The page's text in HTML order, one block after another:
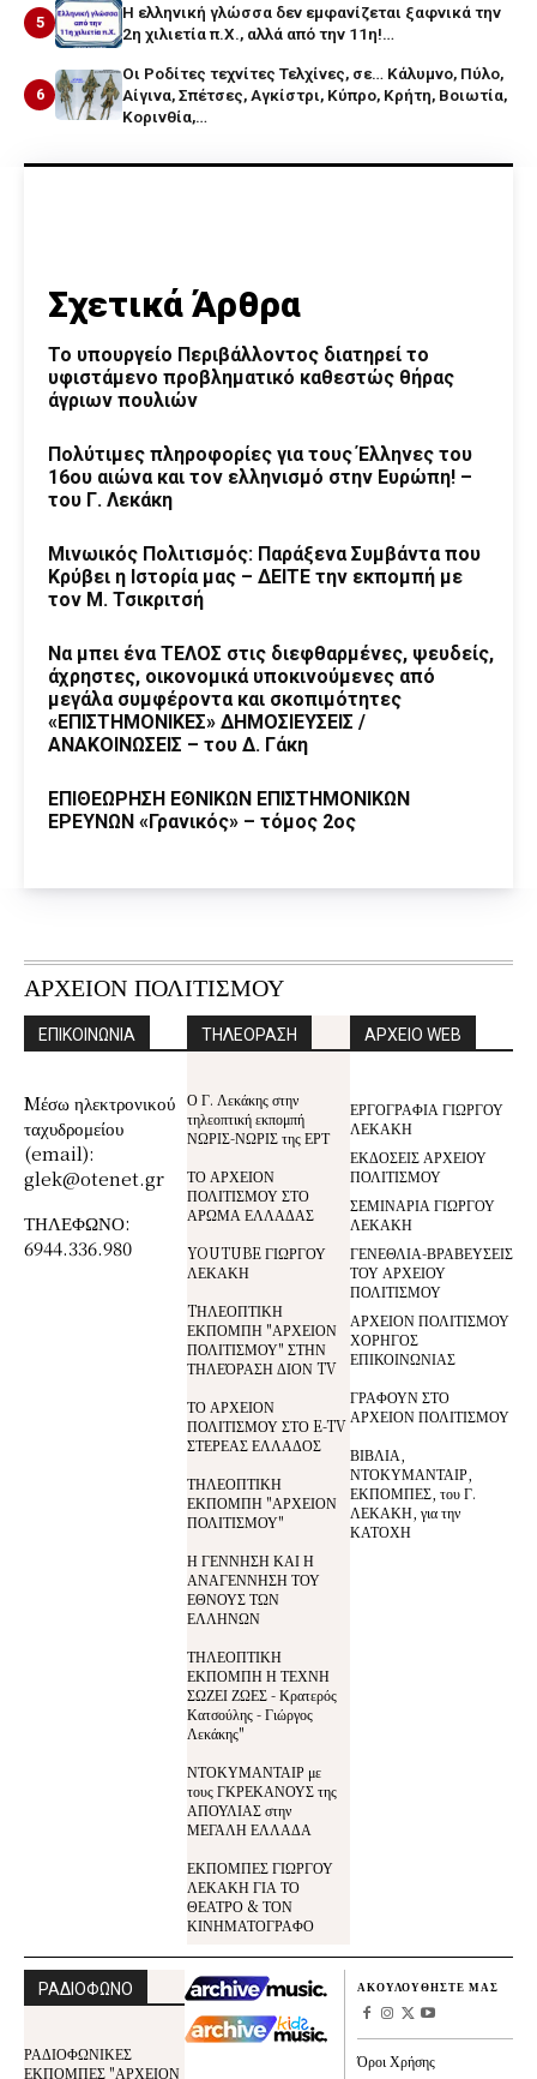
5
Η ελληνική γλώσσα δεν εμφανίζεται ξαφνικά την
2η χιλιετία π.Χ., αλλά από την 11η!…
6
Οι Ροδίτες τεχνίτες Τελχίνες, σε… Κάλυμνο, Πύλο,
Αίγινα, Σπέτσες, Αγκίστρι, Κύπρο, Κρήτη, Βοιωτία,
Κορινθία,…
Σχετικά Άρθρα
Το υπουργείο Περιβάλλοντος διατηρεί το
υφιστάμενο προβληματικό καθεστώς θήρας
άγριων πουλιών
Πολύτιμες πληροφορίες για τους Έλληνες του
16ου αιώνα και τον ελληνισμό στην Ευρώπη! –
του Γ. Λεκάκη
Μινωικός Πολιτισμός: Παράξενα Συμβάντα που
Κρύβει η Ιστορία μας – ΔΕΙΤΕ την εκπομπή με
τον Μ. Τσικριτσή
Να μπει ένα ΤΕΛΟΣ στις διεφθαρμένες, ψευδείς,
άχρηστες, οικονομικά υποκινούμενες από
μεγάλα συμφέροντα και σκοπιμότητες
«ΕΠΙΣΤΗΜΟΝΙΚΕΣ» ΔΗΜΟΣΙΕΥΣΕΙΣ /
ΑΝΑΚΟΙΝΩΣΕΙΣ – του Δ. Γάκη
ΕΠΙΘΕΩΡΗΣΗ ΕΘΝΙΚΩΝ ΕΠΙΣΤΗΜΟΝΙΚΩΝ
ΕΡΕΥΝΩΝ «Γρανικός» – τόμος 2ος
ΑΡΧΕΙΟΝ ΠΟΛΙΤΙΣΜΟΥ
ΕΠΙΚΟΙΝΩΝΙΑ
Mέσω ηλεκτρονικού
ταχυδρομείου
(email):
glek@otenet.gr
ΤΗΛΕΦΩΝΟ:
6944.336.980
ΤΗΛΕΟΡΑΣΗ
Ο Γ. Λεκάκης στην
τηλεοπτική εκπομπή
ΝΩΡΙΣ-ΝΩΡΙΣ της ΕΡΤ
ΤΟ ΑΡΧΕΙΟΝ
ΠΟΛΙΤΙΣΜΟΥ ΣΤΟ
ΑΡΩΜΑ ΕΛΛΑΔΑΣ
YOUTUBE ΓΙΩΡΓΟΥ
ΛΕΚΑΚΗ
TΗΛΕΟΠΤΙΚΗ
ΕΚΠΟΜΠΗ "ΑΡΧΕΙΟΝ
ΠΟΛΙΤΙΣΜΟΥ" ΣΤΗΝ
ΤΗΛΕΌΡΑΣΗ ΔΙΟΝ TV
ΤΟ ΑΡΧΕΙΟΝ
ΠΟΛΙΤΙΣΜΟΥ ΣΤΟ E-TV
ΣΤΕΡΕΑΣ ΕΛΛΑΔΟΣ
ΤΗΛΕΟΠΤΙΚΗ
ΕΚΠΟΜΠΗ "ΑΡΧΕΙΟΝ
ΠΟΛΙΤΙΣΜΟΥ"
Η ΓΕΝΝΗΣΗ ΚΑΙ Η
ΑΝΑΓΕΝΝΗΣΗ ΤΟΥ
ΕΘΝΟΥΣ ΤΩΝ
ΕΛΛΗΝΩΝ
ΤΗΛΕΟΠΤΙΚΗ
ΕΚΠΟΜΠΗ Η ΤΕΧΝΗ
ΣΩΖΕΙ ΖΩΕΣ - Κρατερός
Κατσούλης - Γιώργος
Λεκάκης"
ΝΤΟΚΥΜΑΝΤΑΙΡ με
τους ΓΚΡΕΚΑΝΟΥΣ της
ΑΠΟΥΛΙΑΣ στην
ΜΕΓΑΛΗ ΕΛΛΑΔΑ
ΕΚΠΟΜΠΕΣ ΓΙΩΡΓΟΥ
ΛΕΚΑΚΗ ΓΙΑ ΤΟ
ΘΕΑΤΡΟ & ΤΟΝ
ΚΙΝΗΜΑΤΟΓΡΑΦΟ
ΑΡΧΕΙΟ WEB
ΕΡΓΟΓΡΑΦΙΑ ΓΙΩΡΓΟΥ
ΛΕΚΑΚΗ
ΕΚΔΟΣΕΙΣ ΑΡΧΕΙΟΥ
ΠΟΛΙΤΙΣΜΟΥ
ΣΕΜΙΝΑΡΙΑ ΓΙΩΡΓΟΥ
ΛΕΚΑΚΗ
ΓΕΝΕΘΛΙΑ-ΒΡΑΒΕΥΣΕΙΣ
ΤΟΥ ΑΡΧΕΙΟΥ
ΠΟΛΙΤΙΣΜΟΥ
ΑΡΧΕΙΟΝ ΠΟΛΙΤΙΣΜΟΥ
ΧΟΡΗΓΟΣ
ΕΠΙΚΟΙΝΩΝΙΑΣ
ΓΡΑΦΟΥΝ ΣΤΟ
ΑΡΧΕΙΟΝ ΠΟΛΙΤΙΣΜΟΥ
ΒΙΒΛΙΑ,
ΝΤΟΚΥΜΑΝΤΑΙΡ,
ΕΚΠΟΜΠΕΣ, του Γ.
ΛΕΚΑΚΗ, για την
ΚΑΤΟΧΗ
ΡΑΔΙΟΦΩΝΟ
ΡΑΔΙΟΦΩΝΙΚΕΣ
ΕΚΠΟΜΠΕΣ "ΑΡΧΕΙΟΝ
ΑΚΟΥΛΟΥΘΗΣΤΕ ΜΑΣ
Όροι Χρήσης